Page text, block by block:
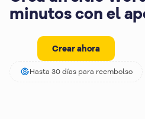
minutos con el
Crear ahora
Hasta 30 días para reembolso